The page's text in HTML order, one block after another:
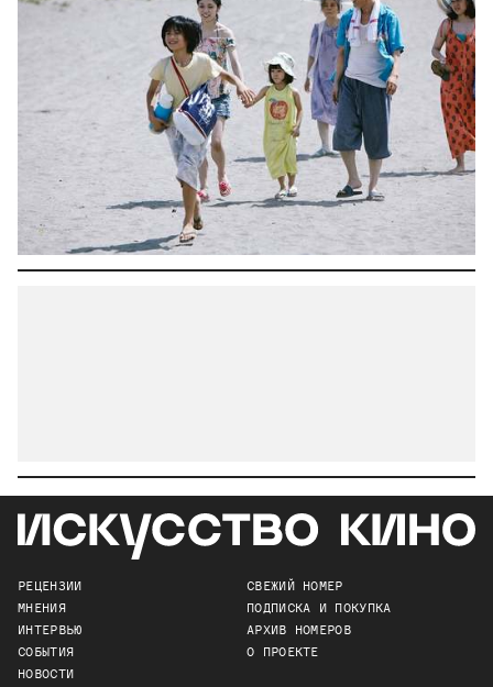
РЕЦЕНЗИИ
МНЕНИЯ
ИНТЕРВЬЮ
СОБЫТИЯ
НОВОСТИ
СВЕЖИЙ НОМЕР
ПОДПИСКА И ПОКУПКА
АРХИВ НОМЕРОВ
О ПРОЕКТЕ